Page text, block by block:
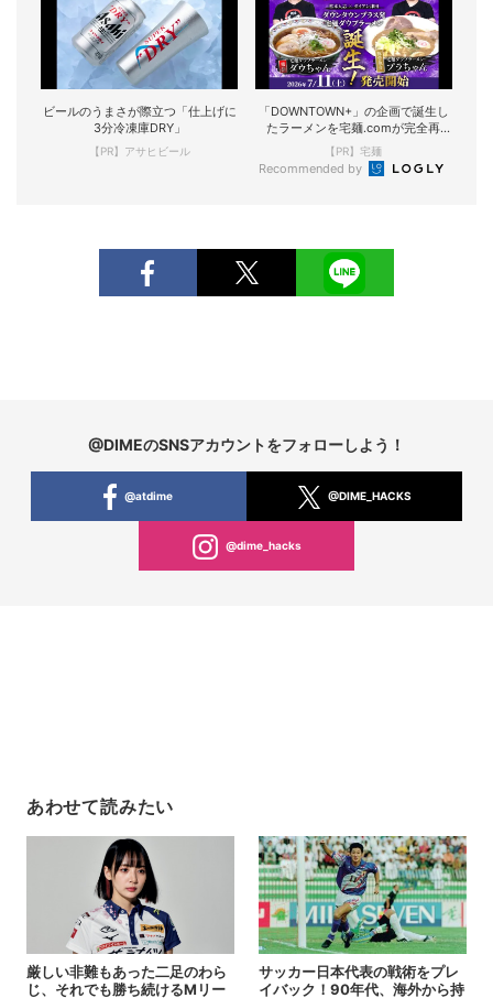
ビールのうまさが際立つ「仕上げに
3分冷凍庫DRY」
【PR】アサヒビール
「DOWNTOWN+」の企画で誕生し
たラーメンを宅麺.comが完全再
現！
【PR】宅麺
Recommended by
@DIMEのSNSアカウントをフォローしよう！
@atdime @DIME_HACKS
@dime_hacks
あわせて読みたい
厳しい非難もあった二足のわら
じ、それでも勝ち続けるMリー
サッカー日本代表の戦術をプレ
イバック！90年代、海外から持